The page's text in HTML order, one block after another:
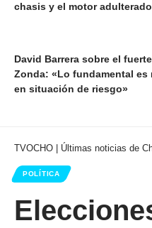
chasis y el motor
David Barrera sobre el
Zonda: «Lo fundamental es
en situación de riesgo»
TVOCHO | Últimas noticias de
POLÍTICA